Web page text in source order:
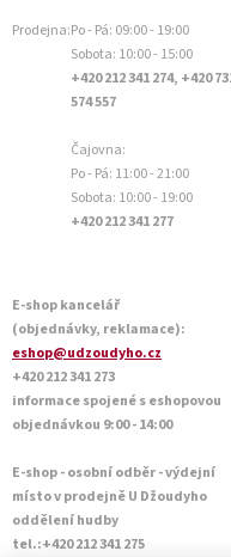
Prodejna:Po - Pá: 09:00 - 19:00
Sobota: 10:00 - 15:00
+420 212 341 274, +420
574 557
Čajovna:
Po - Pá: 11:00 - 21:00
Sobota: 10:00 - 19:00
+420 212 341 277
E-shop kancelář
(objednávky, reklamace):
eshop@udzoudyho.cz
+420 212 341 273
informace spojené s eshopovou
objednávkou 9:00 - 14:00
E-shop - osobní odběr - výdejní
místo v prodejně U Džoudyho
oddělení hudby
tel.:+420 212 341 275